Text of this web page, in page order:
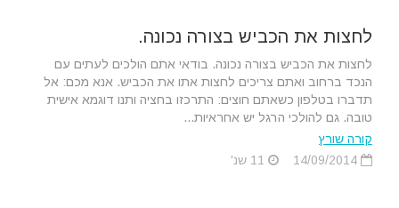
לחצות את הכביש בצורה נכונה.
לחצות את הכביש בצורה נכונה. בודאי אתם הולכים לעתים עם
הנכד ברחוב ואתם צריכים לחצות אתו את הכביש. אנא מכם: אל
תדברו בטלפון כשאתם חוצים: התרכזו בחציה ותנו דוגמא אישית
טובה. גם להולכי הרגל יש אחראיות...
קורה שורץ